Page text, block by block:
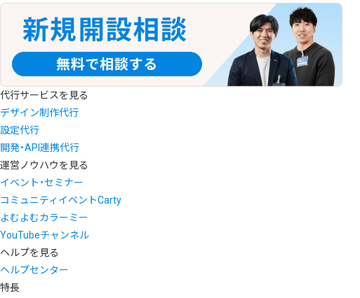
代行サービスを見る
デザイン制作代行
設定代行
開発・API連携代行
運営ノウハウを見る
イベント・セミナー
コミュニティイベントCarty
よむよむカラーミー
YouTubeチャンネル
ヘルプを見る
ヘルプセンター
特長